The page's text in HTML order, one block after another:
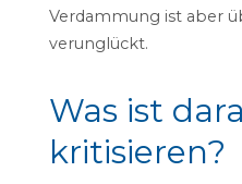
Verdammung ist aber
verunglückt.
Was ist
kritisieren?